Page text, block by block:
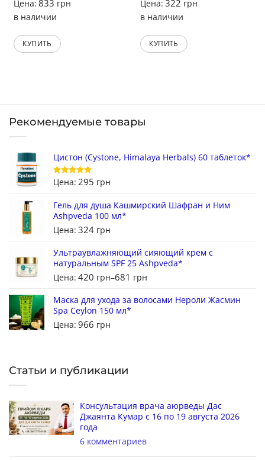
Цена: 833 грн
в наличии
КУПИТЬ
Цена: 322 грн
в наличии
КУПИТЬ
Рекомендуемые товары
Цистон (Cystone, Himalaya Herbals) 60 таблеток*
Оценка5
из 5
Цена: 295 грн
Гель для душа Кашмирский Шафран и Ним
Ashpveda 100 мл*
Цена: 324 грн
Ультраувлажняющий сияющий крем с
натуральным SPF 25 Ashpveda*
Цена: 420 грн–681 грн
Маска для ухода за волосами Нероли Жасмин
Spa Ceylon 150 мл*
Цена: 966 грн
Статьи и публикации
Консультация врача аюрведы Дас
Джаянта Кумар с 16 по 19 августа 2026
года
6 комментариев